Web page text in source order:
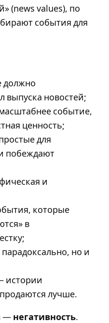
(news values), по
события для
должно
выпуска новостей;
событие,
ценность;
для
побеждают
и
которые
в
но и
истории
лучше.
— негативность.